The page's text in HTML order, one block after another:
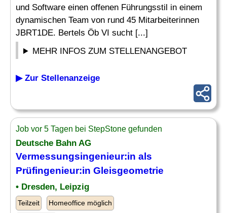
und Software einen offenen Führungsstil in einem
dynamischen Team von rund 45 Mitarbeiterinnen
JBRT1DE. Bertels Öb VI sucht [...]
MEHR INFOS ZUM STELLENANGEBOT
▶ Zur Stellenanzeige
Job vor 5 Tagen bei StepStone gefunden
Deutsche Bahn AG
Vermessungsingenieur:in als
Prüfingenieur:in Gleisgeometrie
• Dresden, Leipzig
Teilzeit Homeoffice möglich